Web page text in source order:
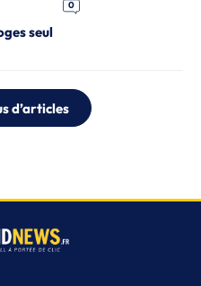
0
seul
d’articles